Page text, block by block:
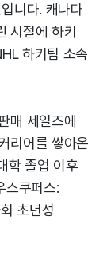
니다. 캐나다
시절에 하키
하키팀 소속
매 세일즈에
리어를 쌓아온
학 졸업 이후
스쿠퍼스:
초년성